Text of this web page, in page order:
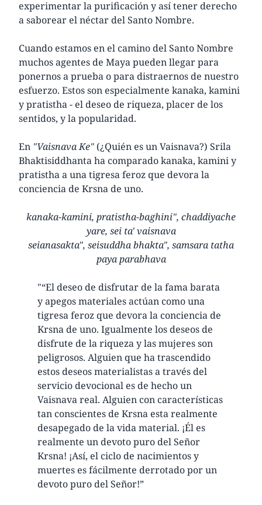
experimentar la purificación y así tener derecho
a saborear el néctar del Santo Nombre.
Cuando estamos en el camino del Santo Nombre
muchos agentes de Maya pueden llegar para
ponernos a prueba o para distraernos de nuestro
esfuerzo. Estos son especialmente kanaka, kamini
y pratistha - el deseo de riqueza, placer de los
sentidos, y la popularidad.
En "Vaisnava Ke" (¿Quién es un Vaisnava?) Srila
Bhaktisiddhanta ha comparado kanaka, kamini y
pratistha a una tigresa feroz que devora la
conciencia de Krsna de uno.
kanaka-kamini, pratistha-baghini", chaddiyache
yare, sei ta' vaisnava
seianasakta", seisuddha bhakta", samsara tatha
paya parabhava
"“El deseo de disfrutar de la fama barata
y apegos materiales actúan como una
tigresa feroz que devora la conciencia de
Krsna de uno. Igualmente los deseos de
disfrute de la riqueza y las mujeres son
peligrosos. Alguien que ha trascendido
estos deseos materialistas a través del
servicio devocional es de hecho un
Vaisnava real. Alguien con características
tan conscientes de Krsna esta realmente
desapegado de la vida material. ¡Él es
realmente un devoto puro del Señor
Krsna! ¡Así, el ciclo de nacimientos y
muertes es fácilmente derrotado por un
devoto puro del Señor!”